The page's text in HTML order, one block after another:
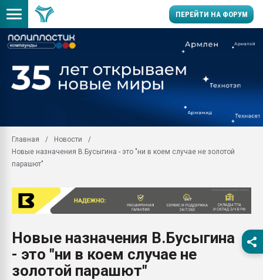
ПЕРЕЙТИ НА ФОРУМ
производство SPC
заводу пластмасс"
28.07.2026
первый план в
28.07.2026
ситуацией на
Главная
Новости
Новые назначения В.Бусыгина - это "ни в коем случае не золотой
парашют"
Новые назначения В.Бусыгина
- это "ни в коем случае не
золотой парашют"